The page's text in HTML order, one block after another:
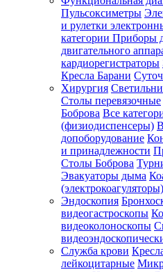
Пульсоксиметры
и рулетки
категории Приборы
двигательного
кардиорегистраторы
Кресла Барани
Хирургия
Столы перевязочные
Боброва Все
(физиодиспенсеры)
допоборудование
и принадлежности
Столы Боброва
Эвакуаторы дыма
(электрокоагуляторы)
Эндоскопия
видеогастроскопы
видеоколоноскопы
Служба крови
лейкоцитарные